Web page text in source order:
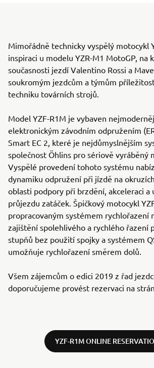
Mimořádně technicky vyspělý motocykl
inspiraci u modelu YZR-M1 MotoGP, na
současnosti jezdí Valentino Rossi a
soukromým jezdcům a týmům
techniku továrních strojů.
Model YZF-R1M je vybaven
elektronickým závodním odpružením
Smart EC 2, které je nejdůmyslnějším
společnost Öhlins pro sériově vyráběný
Vyspělé provedení tohoto systému
dynamiku odpružení při jízdě na
oblasti podpory při brzdění, akceleraci a
průjezdu zatáček. Špičkový motocykl
propracovaným systémem rychlořazení
zajištění spolehlivého a rychlého řazení
stupňů bez použití spojky a systémem
umožňuje rychlořazení směrem dolů.
Všem zájemcům o edici 2019 z řad
doporučujeme provést rezervaci na
YZF-R1M ONLINE